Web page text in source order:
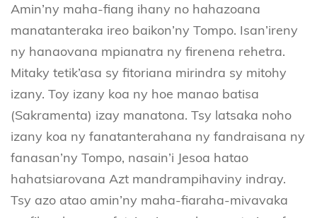
Amin’ny maha-fiang ihany no hahazoana
manatanteraka ireo baikon’ny Tompo. Isan’ireny
ny hanaovana mpianatra ny firenena rehetra.
Mitaky tetik’asa sy fitoriana mirindra sy mitohy
izany. Toy izany koa ny hoe manao batisa
(Sakramenta) izay manatona. Tsy latsaka noho
izany koa ny fanatanterahana ny fandraisana ny
fanasan’ny Tompo, nasain’i Jesoa hatao
hahatsiarovana Azt mandrampihaviny indray.
Tsy azo atao amin’ny maha-fiaraha-mivavaka